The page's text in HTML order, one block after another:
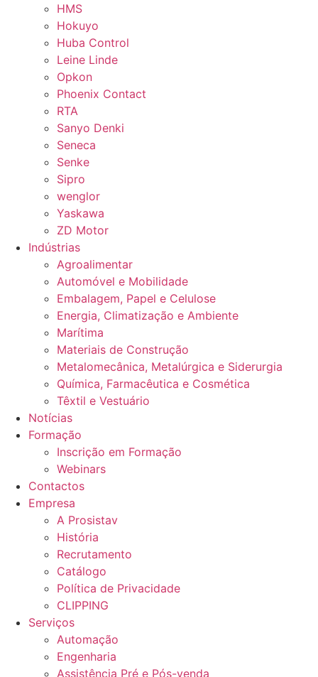
HMS
Hokuyo
Huba Control
Leine Linde
Opkon
Phoenix Contact
RTA
Sanyo Denki
Seneca
Senke
Sipro
wenglor
Yaskawa
ZD Motor
Indústrias
Agroalimentar
Automóvel e Mobilidade
Embalagem, Papel e Celulose
Energia, Climatização e Ambiente
Marítima
Materiais de Construção
Metalomecânica, Metalúrgica e Siderurgia
Química, Farmacêutica e Cosmética
Têxtil e Vestuário
Notícias
Formação
Inscrição em Formação
Webinars
Contactos
Empresa
A Prosistav
História
Recrutamento
Catálogo
Política de Privacidade
CLIPPING
Serviços
Automação
Engenharia
Assistência Pré e Pós-venda